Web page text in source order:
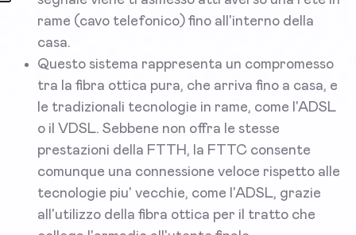
rame (cavo telefonico) fino all'interno della
casa.
Questo sistema rappresenta un compromesso
tra la fibra ottica pura, che arriva fino a casa, e
le tradizionali tecnologie in rame, come l'ADSL
o il VDSL. Sebbene non offra le stesse
prestazioni della FTTH, la FTTC consente
comunque una connessione veloce rispetto alle
tecnologie piu' vecchie, come l'ADSL, grazie
all'utilizzo della fibra ottica per il tratto che